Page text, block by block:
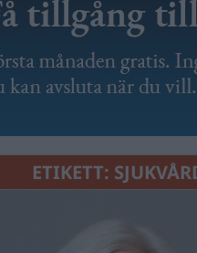
ETIKETT: